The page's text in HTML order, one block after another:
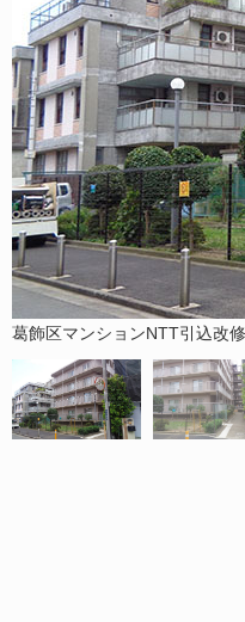
葛飾区マンションNTT引込改